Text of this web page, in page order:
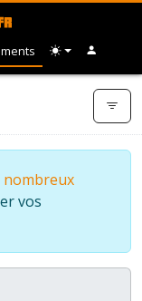
nombreux
vos